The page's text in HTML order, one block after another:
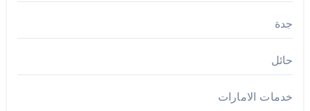
جدة
حائل
خدمات الامارات